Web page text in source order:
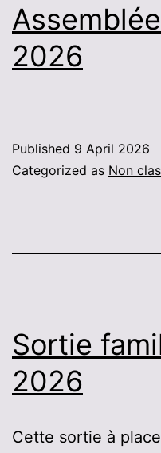
2026
Published 9 April 2026
Categorized as Non
Sortie
2026
Cette sortie à